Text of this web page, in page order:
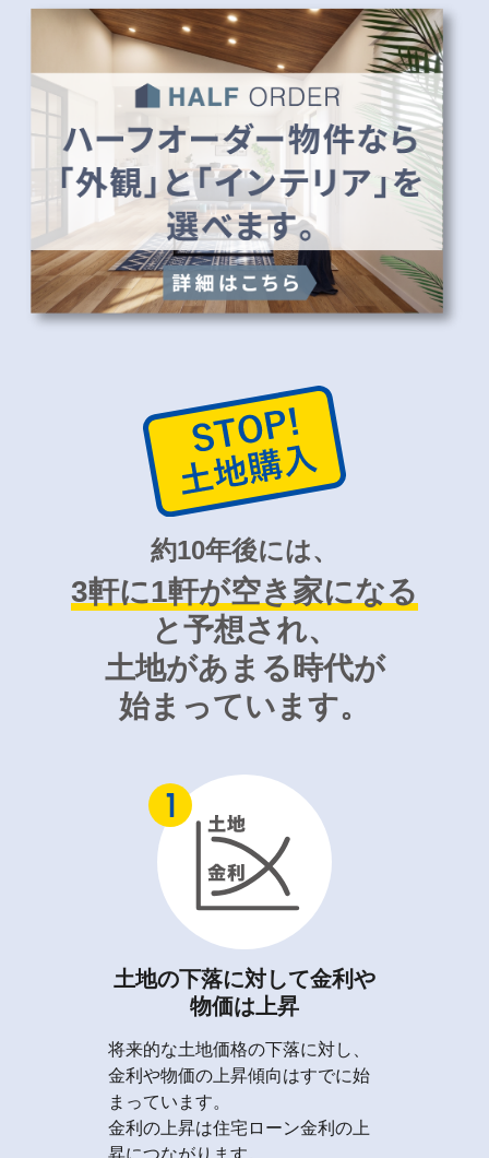
約10年後には、
3軒に1軒が空き家になる
と予想され、
土地があまる時代が
始まっています。
土地の下落に対して金利や
物価は上昇
将来的な土地価格の下落に対し、
金利や物価の上昇傾向はすでに始
まっています。
金利の上昇は住宅ローン金利の上